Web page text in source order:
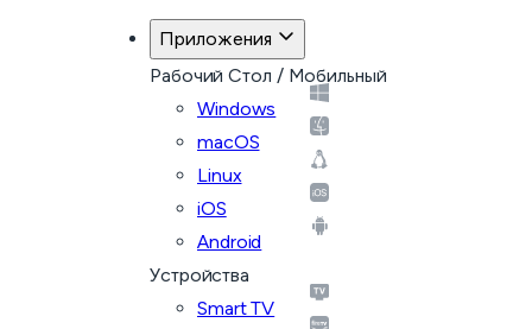
Приложения
Рабочий Стол / Мобильный
Windows
macOS
Linux
iOS
Android
Устройства
Smart TV